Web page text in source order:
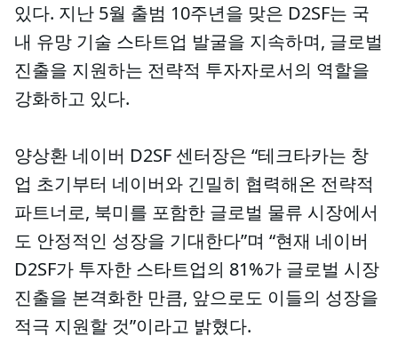
있다. 지난 5월 출범 10주년을 맞은 D2SF는 국
내 유망 기술 스타트업 발굴을 지속하며, 글로벌
진출을 지원하는 전략적 투자자로서의 역할을
강화하고 있다.
양상환 네이버 D2SF 센터장은 “테크타카는 창
업 초기부터 네이버와 긴밀히 협력해온 전략적
파트너로, 북미를 포함한 글로벌 물류 시장에서
도 안정적인 성장을 기대한다”며 “현재 네이버
D2SF가 투자한 스타트업의 81%가 글로벌 시장
진출을 본격화한 만큼, 앞으로도 이들의 성장을
적극 지원할 것”이라고 밝혔다.